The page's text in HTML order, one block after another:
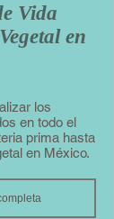
Vida
en
los
en todo el
prima hasta
en México.